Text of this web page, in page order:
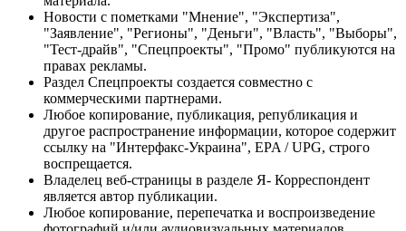
Новости с пометками "Мнение", "Экспертиза",
"Заявление", "Регионы", "Деньги", "Власть", "Выборы",
"Тест-драйв", "Спецпроекты", "Промо" публикуются на
правах рекламы.
Раздел Спецпроекты создается совместно с
коммерческими партнерами.
Любое копирование, публикация, републикация и
другое распространение информации, которое содержит
ссылку на "Интерфакс-Украина", EPA / UPG, строго
воспрещается.
Владелец веб-страницы в разделе Я- Корреспондент
является автор публикации.
Любое копирование, перепечатка и воспроизведение